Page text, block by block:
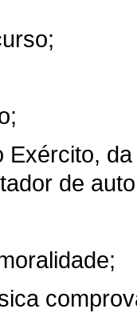
Exército,
de